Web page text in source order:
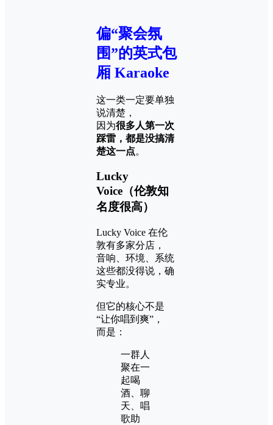
偏“聚会氛
围”的英式包
厢 Karaoke
这一类一定要单独
说清楚，
因为很多人第一次
踩雷，都是没搞清
楚这一点。
Lucky
Voice（伦敦知
名度很高）
Lucky Voice 在伦
敦有多家分店，
音响、环境、系统
这些都没得说，确
实专业。
但它的核心不是
“让你唱到爽”，
而是：
一群人
聚在一
起喝
酒、聊
天、唱
歌助